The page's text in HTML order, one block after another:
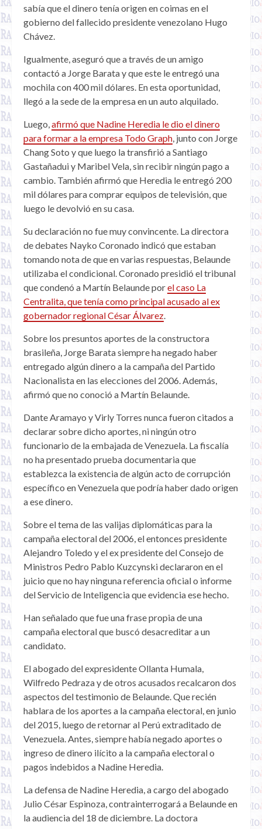
sabía que el dinero tenía origen en coimas en el
gobierno del fallecido presidente venezolano Hugo
Chávez.
Igualmente, aseguró que a través de un amigo
contactó a Jorge Barata y que este le entregó una
mochila con 400 mil dólares. En esta oportunidad,
llegó a la sede de la empresa en un auto alquilado.
Luego, afirmó que Nadine Heredia le dio el dinero
para formar a la empresa Todo Graph , junto con Jorge
Chang Soto y que luego la transfirió a Santiago
Gastañadui y Maribel Vela, sin recibir ningún pago a
cambio. También afirmó que Heredia le entregó 200
mil dólares para comprar equipos de televisión, que
luego le devolvió en su casa.
Su declaración no fue muy convincente. La directora
de debates Nayko Coronado indicó que estaban
tomando nota de que en varias respuestas, Belaunde
utilizaba el condicional. Coronado presidió el tribunal
que condenó a Martín Belaunde porel caso La
Centralita, que tenía como principal acusado al ex
gobernador regional César Álvarez
Sobre los presuntos aportes de la constructora
brasileña, Jorge Barata siempre ha negado haber
entregado algún dinero a la campaña del Partido
Nacionalista en las elecciones del 2006. Además,
afirmó que no conoció a Martín Belaunde.
Dante Aramayo y Virly Torres nunca fueron citados a
declarar sobre dicho aportes, ni ningún otro
funcionario de la embajada de Venezuela. La fiscalía
no ha presentado prueba documentaria que
establezca la existencia de algún acto de corrupción
específico en Venezuela que podría haber dado origen
a ese dinero.
Sobre el tema de las valijas diplomáticas para la
campaña electoral del 2006, el entonces presidente
Alejandro Toledo y el ex presidente del Consejo de
Ministros Pedro Pablo Kuzcynski declararon en el
juicio que no hay ninguna referencia oficial o informe
del Servicio de Inteligencia que evidencia ese hecho.
Han señalado que fue una frase propia de una
campaña electoral que buscó desacreditar a un
candidato.
El abogado del expresidente Ollanta Humala,
Wilfredo Pedraza y de otros acusados recalcaron dos
aspectos del testimonio de Belaunde. Que recién
hablara de los aportes a la campaña electoral, en junio
del 2015, luego de retornar al Perú extraditado de
Venezuela. Antes, siempre había negado aportes o
ingreso de dinero ilícito a la campaña electoral o
pagos indebidos a Nadine Heredia.
La defensa de Nadine Heredia, a cargo del abogado
Julio César Espinoza, contrainterrogará a Belaunde en
la audiencia del 18 de diciembre. La doctora